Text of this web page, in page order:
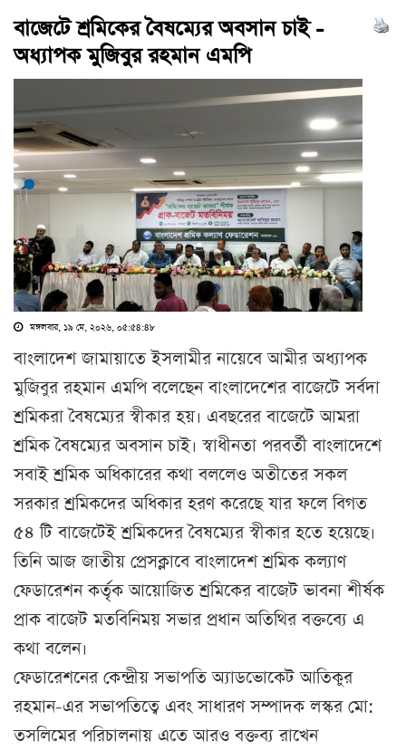
বাজেটে শ্রমিকের বৈষম্যের অবসান চাই -
অধ্যাপক মুজিবুর রহমান এমপি
মঙ্গলবার, ১৯ মে, ২০২৬, ০৫:৫৪:৪৮
বাংলাদেশ জামায়াতে ইসলামীর নায়েবে আমীর অধ্যাপক
মুজিবুর রহমান এমপি বলেছেন বাংলাদেশের বাজেটে সর্বদা
শ্রমিকরা বৈষম্যের স্বীকার হয়। এবছরের বাজেটে আমরা
শ্রমিক বৈষম্যের অবসান চাই। স্বাধীনতা পরবর্তী বাংলাদেশে
সবাই শ্রমিক অধিকারের কথা বললেও অতীতের সকল
সরকার শ্রমিকদের অধিকার হরণ করেছে যার ফলে বিগত
৫৪ টি বাজেটেই শ্রমিকদের বৈষম্যের স্বীকার হতে হয়েছে।
তিনি আজ জাতীয় প্রেসক্লাবে বাংলাদেশ শ্রমিক কল্যাণ
ফেডারেশন কর্তৃক আয়োজিত শ্রমিকের বাজেট ভাবনা শীর্ষক
প্রাক বাজেট মতবিনিময় সভার প্রধান অতিথির বক্তব্যে এ
কথা বলেন।
ফেডারেশনের কেন্দ্রীয় সভাপতি অ্যাডভোকেট আতিকুর
রহমান-এর সভাপতিত্বে এবং সাধারণ সম্পাদক লস্কর মো:
তসলিমের পরিচালনায় এতে আরও বক্তব্য রাখেন